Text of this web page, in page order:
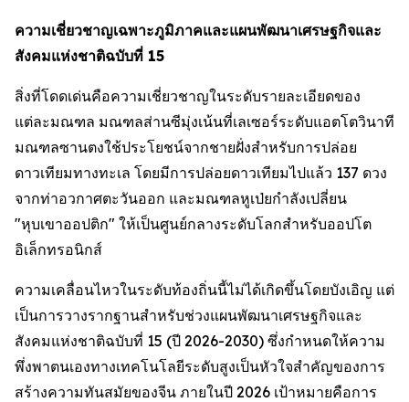
ความเชี่ยวชาญเฉพาะภูมิภาคและแผนพัฒนาเศรษฐกิจและ
สังคมแห่งชาติฉบับที่ 15
สิ่งที่โดดเด่นคือความเชี่ยวชาญในระดับรายละเอียดของ
แต่ละมณฑล มณฑลส่านซีมุ่งเน้นที่เลเซอร์ระดับแอตโตวินาที
มณฑลซานตงใช้ประโยชน์จากชายฝั่งสำหรับการปล่อย
ดาวเทียมทางทะเล โดยมีการปล่อยดาวเทียมไปแล้ว 137 ดวง
จากท่าอวกาศตะวันออก และมณฑลหูเป่ยกำลังเปลี่ยน
"หุบเขาออปติก" ให้เป็นศูนย์กลางระดับโลกสำหรับออปโต
อิเล็กทรอนิกส์
ความเคลื่อนไหวในระดับท้องถิ่นนี้ไม่ได้เกิดขึ้นโดยบังเอิญ แต่
เป็นการวางรากฐานสำหรับช่วงแผนพัฒนาเศรษฐกิจและ
สังคมแห่งชาติฉบับที่ 15 (ปี 2026-2030) ซึ่งกำหนดให้ความ
พึ่งพาตนเองทางเทคโนโลยีระดับสูงเป็นหัวใจสำคัญของการ
สร้างความทันสมัยของจีน ภายในปี 2026 เป้าหมายคือการ